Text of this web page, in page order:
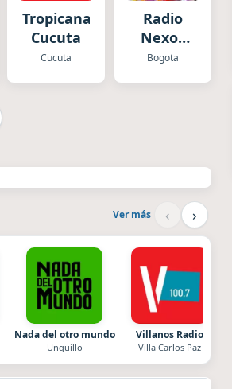
Tropicana
Cucuta
Cucuta
Radio
Nexos
Salsa y
Bogota
Ver más ‹ ›
Nada del otro mundo
Unquillo
Villanos Radio
Villa Carlos Paz